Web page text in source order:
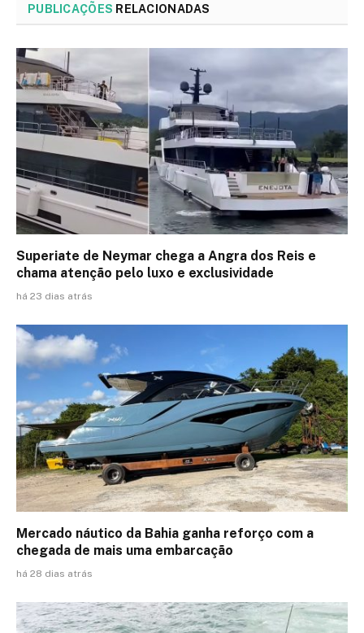
PUBLICAÇÕES RELACIONADAS
Superiate de Neymar chega a Angra dos Reis e
chama atenção pelo luxo e exclusividade
há 23 dias atrás
Mercado náutico da Bahia ganha reforço com a
chegada de mais uma embarcação
há 28 dias atrás